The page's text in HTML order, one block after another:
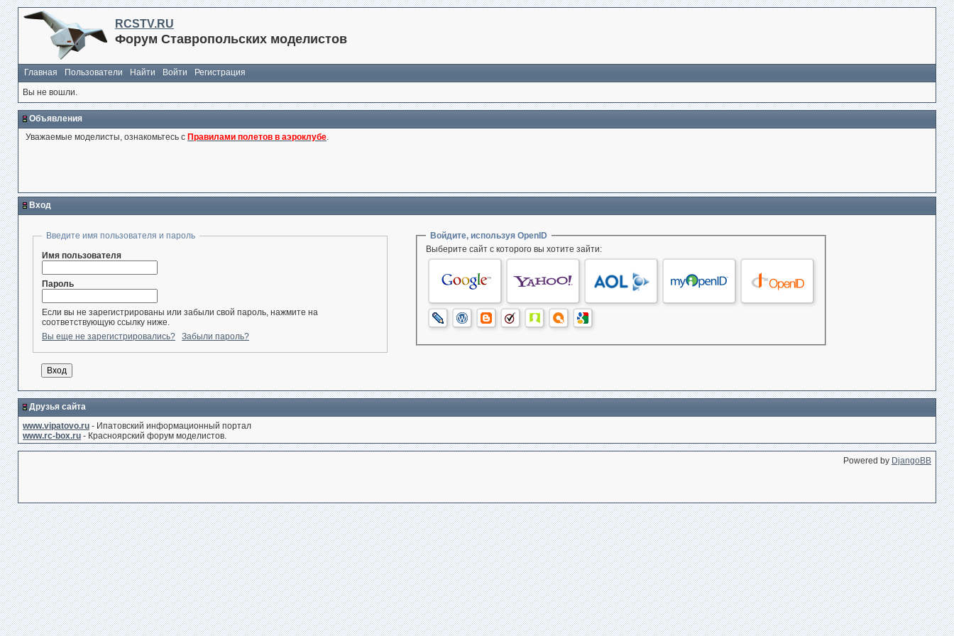
RCSTV.RU
Форум Ставропольских моделистов
Главная Пользователи Найти Войти
Регистрация
Вы не вошли.
Объявления
Уважаемые моделисты, ознакомьтесь с Правилами полетов в аэроклубе.
Вход
Введите имя пользователя и пароль
Имя пользователя
Пароль
Если вы не зарегистрированы или забыли свой пароль, нажмите на
соответствующую ссылку ниже.
Вы еще не зарегистрировались?
Забыли пароль?
Войдите, используя OpenID
Выберите сайт с которого вы хотите зайти:
Друзья сайта
www.vipatovo.ru - Ипатовский информационный портал
www.rc-box.ru - Красноярский форум моделистов.
Powered by DjangoBB